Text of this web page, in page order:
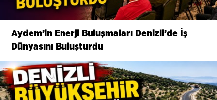
Aydem’in Enerji Buluşmaları Denizli’de İş
Dünyasını Buluşturdu